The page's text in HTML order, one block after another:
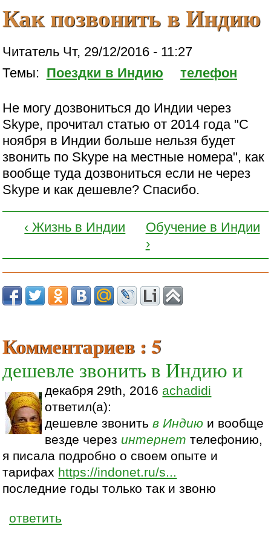
Как позвонить в Индию
Читатель Чт, 29/12/2016 - 11:27
Темы: Поездки в Индию телефон
Не могу дозвониться до Индии через
Skype, прочитал статью от 2014 года "С
ноября в Индии больше нельзя будет
звонить по Skype на местные номера", как
вообще туда дозвониться если не через
Skype и как дешевле? Спасибо.
‹ Жизнь в Индии
Обучение в Индии
›
Комментариев : 5
дешевле звонить в Индию и
декабря 29th, 2016 achadidi
ответил(а):
дешевле звонитьв Индию и вообще
везде через интернет телефонию,
я писала подробно о своем опыте и
тарифах https://indonet.ru/s...
последние годы только так и звоню
ответить